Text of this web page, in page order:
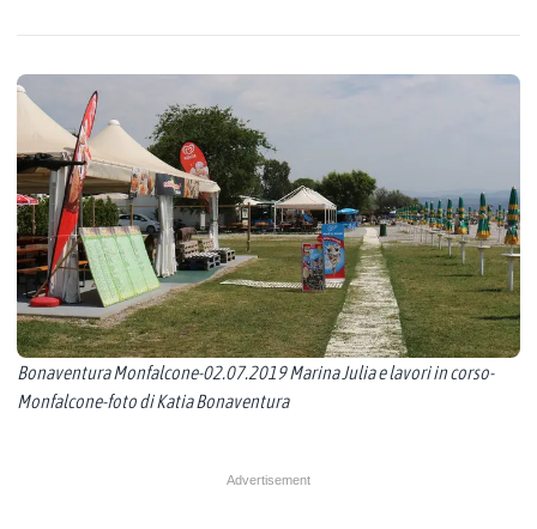
Bonaventura Monfalcone-02.07.2019 Marina Julia e lavori in corso-
Monfalcone-foto di Katia Bonaventura